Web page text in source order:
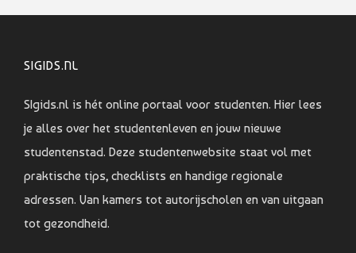
SIGIDS.NL
SIgids.nl is hét online portaal voor studenten. Hier lees
je alles over het studentenleven en jouw nieuwe
studentenstad. Deze studentenwebsite staat vol met
praktische tips, checklists en handige regionale
adressen. Van kamers tot autorijscholen en van uitgaan
tot gezondheid.